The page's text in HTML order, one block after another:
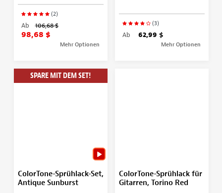
(2)
Ab 106,68 $
98,68 $
Mehr Optionen
(3)
Ab 62,99 $
Mehr Optionen
SPARE MIT DEM SET!
ColorTone-Sprühlack-Set,
Antique Sunburst
ColorTone-Sprühlack für
Gitarren, Torino Red